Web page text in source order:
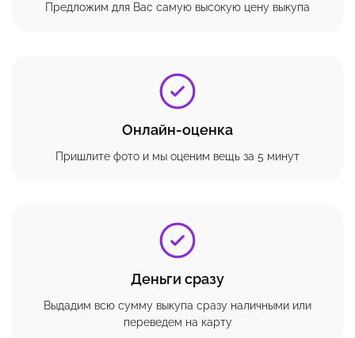
Предложим для Вас самую высокую цену выкупа
Онлайн-оценка
Пришлите фото и мы оценим вещь за 5 минут
Деньги сразу
Выдадим всю сумму выкупа сразу наличными или
переведем на карту